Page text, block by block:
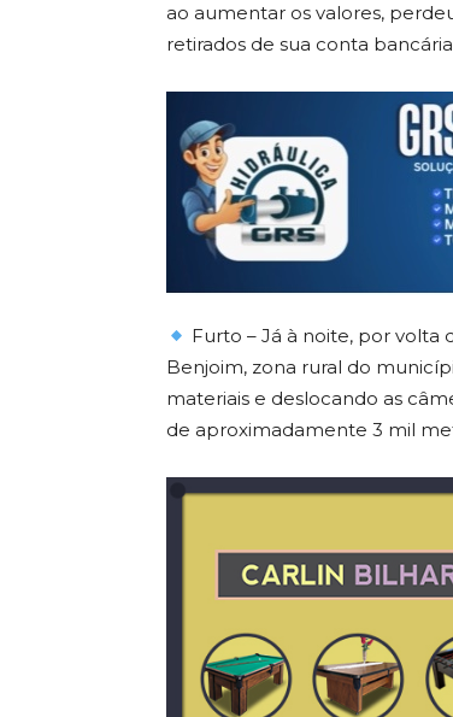
ao aumentar os valores,
retirados de sua conta
Furto – Já à noite, por volta
Benjoim, zona rural do
materiais e deslocando as
de aproximadamente 3 mil